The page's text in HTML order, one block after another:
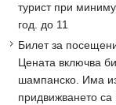
турист при
год. до 11
Билет за
Цената включва
шампанско. Има
придвижването са